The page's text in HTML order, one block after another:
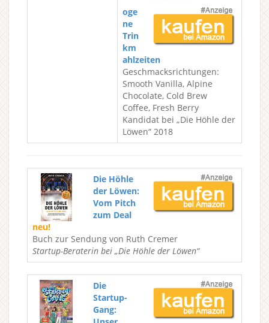
oge
ne
Trin
km
ahlzeiten
Geschmacksrichtungen:
Smooth Vanilla, Alpine
Chocolate, Cold Brew
Coffee, Fresh Berry
Kandidat bei „Die Höhle der
Löwen“ 2018
Die Höhle
der Löwen:
Vom Pitch
zum Deal
neu!
Buch zur Sendung von Ruth Cremer
Startup-Beraterin bei „Die Höhle der Löwen“
Die
Startup-
Gang: